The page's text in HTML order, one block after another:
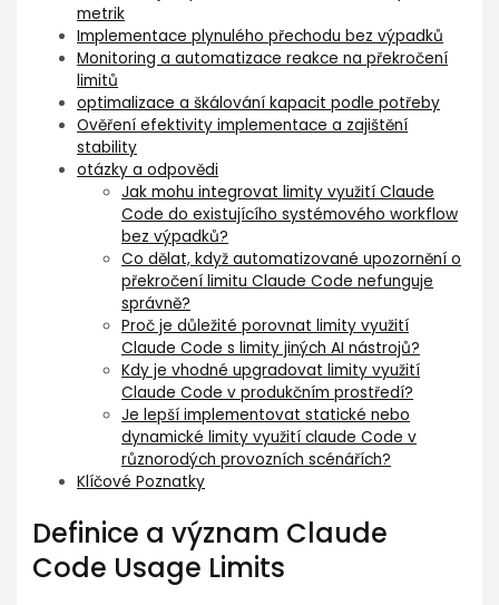
metrik
Implementace plynulého přechodu bez výpadků
Monitoring a automatizace reakce na překročení
⁤limitů
optimalizace a škálování kapacit ⁣podle potřeby
Ověření efektivity implementace a zajištění
stability
otázky a odpovědi
Jak mohu integrovat limity využití Claude
Code do existujícího systémového workflow
bez výpadků?
Co dělat, když automatizované upozornění⁢ o
překročení limitu Claude Code nefunguje
správně?
Proč je důležité porovnat limity využití
Claude Code s limity jiných AI nástrojů?
Kdy je vhodné ⁤upgradovat ⁢limity využití
Claude Code v produkčním prostředí?
Je lepší implementovat statické nebo
dynamické limity využití claude Code⁢ v
různorodých provozních scénářích?
Klíčové Poznatky
Definice a význam Claude
Code Usage Limits